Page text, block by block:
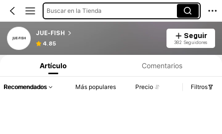
Buscar en la Tienda
JUE-FISH
4.85
Seguir
382 Seguidores
Artículo Comentarios
Recomendados Más populares Precio Filtros